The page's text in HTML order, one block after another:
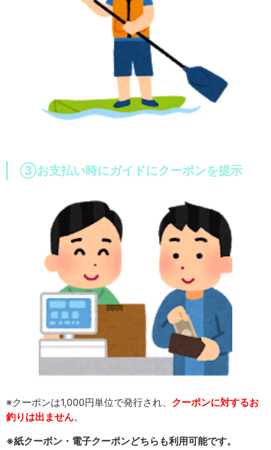
③お支払い時にガイドにクーポンを提示
※クーポンは1,000円単位で発行され、 クーポンに対するお
釣りは出ません。
※紙クーポン・電子クーポンどちらも利用可能です。